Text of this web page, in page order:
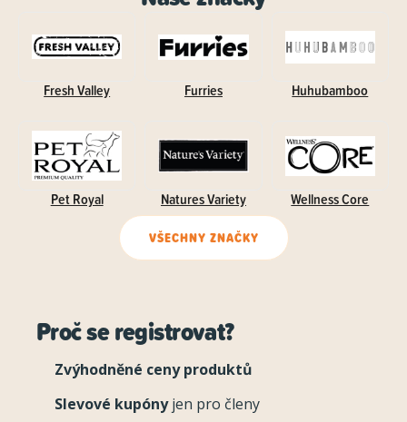
Fresh Valley Furries Huhubamboo
Pet Royal Natures Variety Wellness Core
VŠECHNY ZNAČKY
Proč se registrovat?
Zvýhodněné ceny produktů
Slevové kupónyjen pro členy